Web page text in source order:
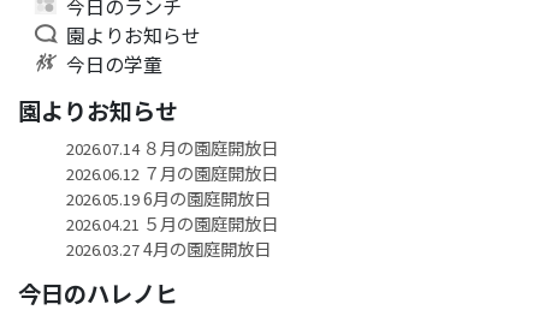
今日のランチ
園よりお知らせ
今日の学童
園よりお知らせ
2026.07.14８月の園庭開放日
2026.06.12７月の園庭開放日
2026.05.196月の園庭開放日
2026.04.21 ５月の園庭開放日
2026.03.274月の園庭開放日
今日のハレノヒ